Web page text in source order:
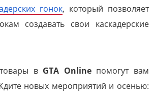
гонок, который позволяет
создавать свои каскадерские
в GTA Onlineпомогут вам
новых мероприятий и осенью: